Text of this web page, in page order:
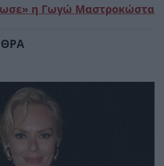
η Γωγώ Μαστροκώστα